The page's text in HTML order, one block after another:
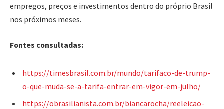
empregos, preços e investimentos dentro do próprio Brasil
nos próximos meses.
Fontes consultadas:
https://timesbrasil.com.br/mundo/tarifaco-de-trump-
o-que-muda-se-a-tarifa-entrar-em-vigor-em-julho/
https://obrasilianista.com.br/biancarocha/reeleicao-